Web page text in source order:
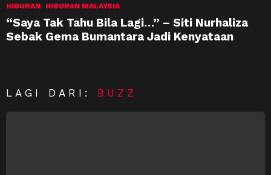
HIBURAN HIBURAN MALAYSIA
“Saya Tak Tahu Bila Lagi…” – Siti Nurhaliza
Sebak Gema Bumantara Jadi Kenyataan
LAGI DARI: BUZZ